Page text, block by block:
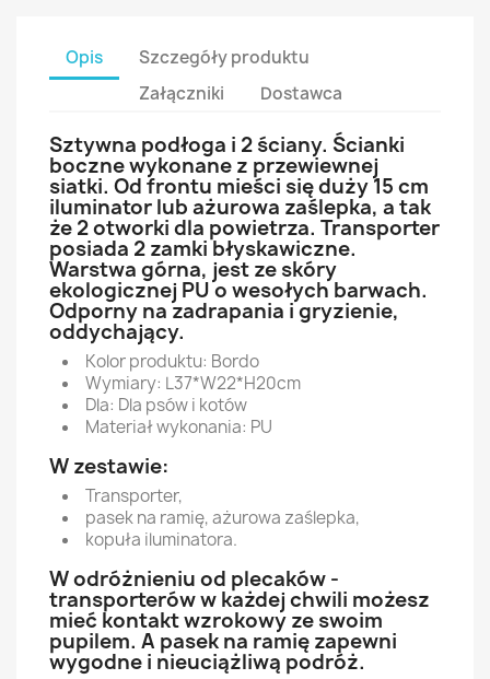
Opis
Szczegóły produktu
Załączniki
Dostawca
Sztywna podłoga i 2 ściany. Ścianki
boczne wykonane z przewiewnej
siatki. Od frontu mieści się duży 15 cm
iluminator lub ażurowa zaślepka, a tak
że 2 otworki dla powietrza. Transporter
posiada 2 zamki błyskawiczne.
Warstwa górna, jest ze skóry
ekologicznej PU o wesołych barwach.
Odporny na zadrapania i gryzienie,
oddychający.
Kolor produktu: Bordo
Wymiary: L37*W22*H20cm
Dla: Dla psów i kotów
Materiał wykonania: PU
W zestawie:
Transporter,
pasek na ramię, ażurowa zaślepka,
kopuła iluminatora.
W odróżnieniu od plecaków -
transporterów w każdej chwili możesz
mieć kontakt wzrokowy ze swoim
pupilem. A pasek na ramię zapewni
wygodne i nieuciążliwą podróż.